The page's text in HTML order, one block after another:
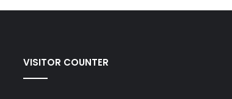
VISITOR COUNTER